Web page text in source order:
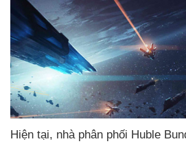
Hiện tại, nhà phân phối Huble